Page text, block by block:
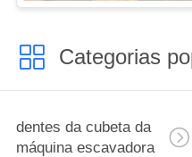
Categorias
dentes da cubeta da
máquina escavadora